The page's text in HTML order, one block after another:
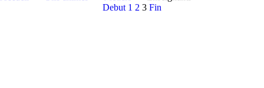
Debut 1 2 3 Fin